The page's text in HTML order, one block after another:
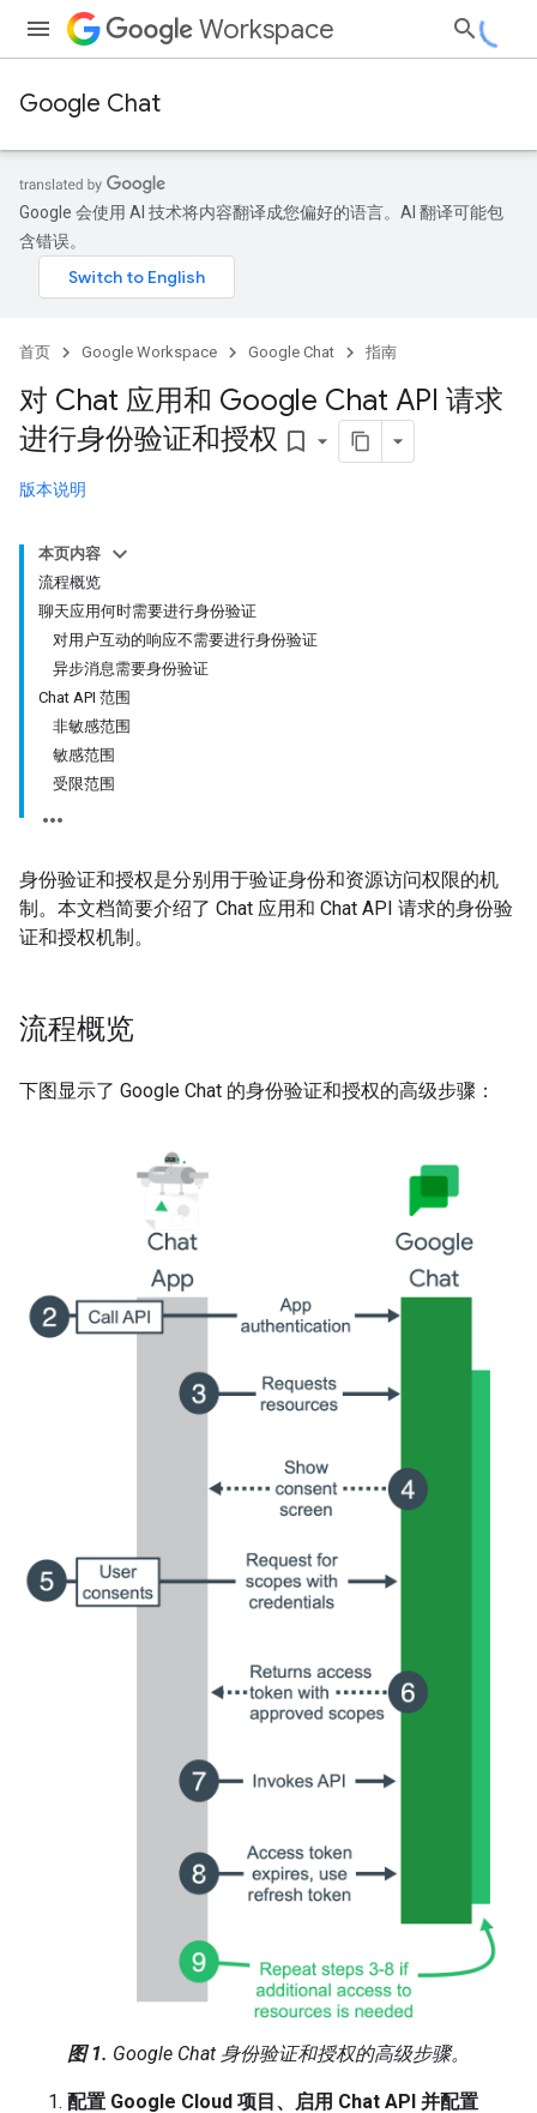
Workspace
Google Chat
Google 会使用 AI 技术将内容翻译成您偏好的语言。AI 翻译可能包
含错误。
首页 Google Workspace Google Chat 指南
对 Chat 应用和 Google Chat API 请求
进行身份验证和授权 bookmark_border
版本说明
本页内容
流程概览
聊天应用何时需要进行身份验证
对用户互动的响应不需要进行身份验证
异步消息需要身份验证
Chat API 范围
非敏感范围
敏感范围
受限范围
身份验证和授权是分别用于验证身份和资源访问权限的机
制。本文档简要介绍了 Chat 应用和 Chat API 请求的身份验
证和授权机制。
流程概览
下图显示了 Google Chat 的身份验证和授权的高级步骤：
图 1. Google Chat 身份验证和授权的高级步骤。
配置 Google Cloud 项目、启用 Chat API 并配置